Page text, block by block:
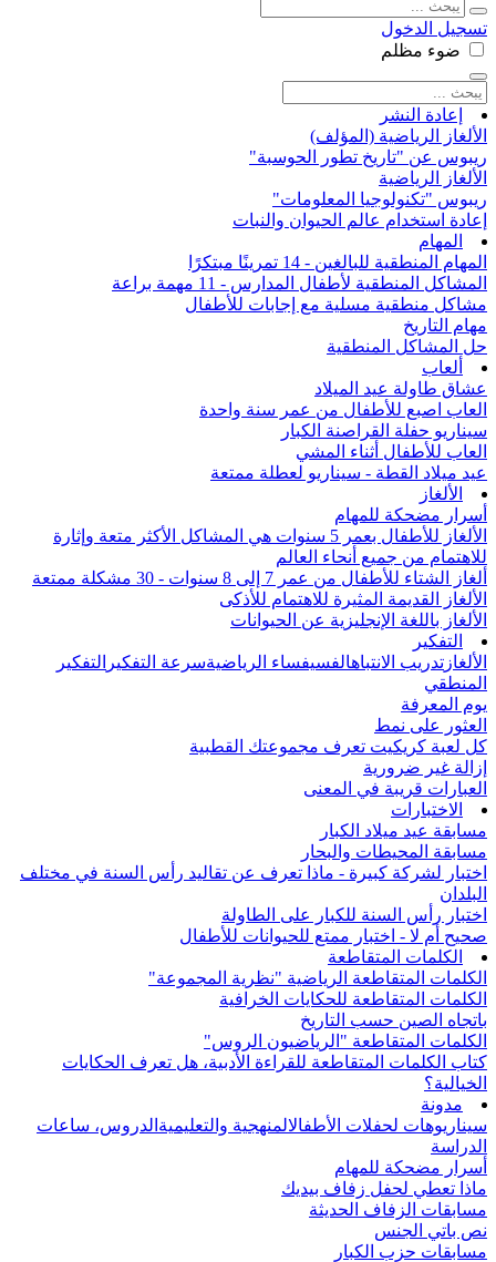
تسجيل الدخول
ضوء مظلم
إعادة النشر
الألغاز الرياضية (المؤلف)
ريبوس عن "تاريخ تطور الحوسبة"
الألغاز الرياضية
ريبوس "تكنولوجيا المعلومات"
إعادة استخدام عالم الحيوان والنبات
المهام
المهام المنطقية للبالغين - 14 تمرينًا مبتكرًا
المشاكل المنطقية لأطفال المدارس - 11 مهمة براعة
مشاكل منطقية مسلية مع إجابات للأطفال
مهام التاريخ
حل المشاكل المنطقية
ألعاب
عشاق طاولة عيد الميلاد
العاب اصبع للأطفال من عمر سنة واحدة
سيناريو حفلة القراصنة الكبار
العاب للأطفال أثناء المشي
عيد ميلاد القطة - سيناريو لعطلة ممتعة
الألغاز
أسرار مضحكة للمهام
الألغاز للأطفال بعمر 5 سنوات هي المشاكل الأكثر متعة وإثارة
للاهتمام من جميع أنحاء العالم
ألغاز الشتاء للأطفال من عمر 7 إلى 8 سنوات - 30 مشكلة ممتعة
الألغاز القديمة المثيرة للاهتمام للأذكى
الألغاز باللغة الإنجليزية عن الحيوانات
التفكير
الألغاز تدريب الانتباهالفسيفساء الرياضيةسرعة التفكير التفكير
المنطقي
يوم المعرفة
العثور على نمط
كل لعبة كريكيت تعرف مجموعتك القطبية
إزالة غير ضرورية
العبارات قريبة في المعنى
الاختبارات
مسابقة عيد ميلاد الكبار
مسابقة المحيطات والبحار
اختبار لشركة كبيرة - ماذا تعرف عن تقاليد رأس السنة في مختلف
البلدان
اختبار رأس السنة للكبار على الطاولة
صحيح أم لا - اختبار ممتع للحيوانات للأطفال
الكلمات المتقاطعة
الكلمات المتقاطعة الرياضية "نظرية المجموعة"
الكلمات المتقاطعة للحكايات الخرافية
باتجاه الصين حسب التاريخ
الكلمات المتقاطعة "الرياضيون الروس"
كتاب الكلمات المتقاطعة للقراءة الأدبية، هل تعرف الحكايات
الخيالية؟
مدونة
سيناريوهات لحفلات الأطفالالمنهجية والتعليمية الدروس، ساعات
الدراسة
أسرار مضحكة للمهام
ماذا تعطي لحفل زفاف بيديك
مسابقات الزفاف الحديثة
نص باتي الجنس
مسابقات حزب الكبار